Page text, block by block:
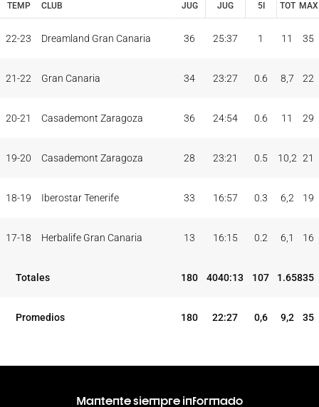
TEMP CLUB 5I
JUG JUG TOT MAX
TEMP CLUB
PAR MIN
5I
PUNTOS
22-23 Dreamland Gran Canaria 36 25:37 1 11 35
21-22 Gran Canaria 34 23:27 0.6 8,7 22
20-21 Casademont Zaragoza 36 24:54 0.6 11 29
19-20 Casademont Zaragoza 28 23:21 0.5 10,2 21
18-19 Iberostar Tenerife 33 16:57 0.3 6,2 19
17-18 Herbalife Gran Canaria 13 16:15 0.2 6,1 16
Totales 180 4040:13 107 1.65835
Promedios 180 22:27 0,6 9,2 35
Mantente siempre informado